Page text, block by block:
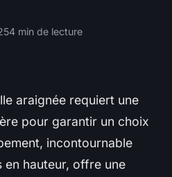
4 min de lecture
araignée requiert une
pour garantir un choix
incontournable
en hauteur, offre une